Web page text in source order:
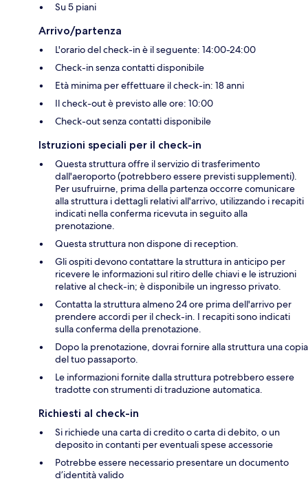
Su 5 piani
Arrivo/partenza
L'orario del check-in è il seguente: 14:00-24:00
Check-in senza contatti disponibile
Età minima per effettuare il check-in: 18 anni
Il check-out è previsto alle ore: 10:00
Check-out senza contatti disponibile
Istruzioni speciali per il check-in
Questa struttura offre il servizio di trasferimento
dall'aeroporto (potrebbero essere previsti supplementi).
Per usufruirne, prima della partenza occorre comunicare
alla struttura i dettagli relativi all'arrivo, utilizzando i recapiti
indicati nella conferma ricevuta in seguito alla
prenotazione.
Questa struttura non dispone di reception.
Gli ospiti devono contattare la struttura in anticipo per
ricevere le informazioni sul ritiro delle chiavi e le istruzioni
relative al check-in; è disponibile un ingresso privato.
Contatta la struttura almeno 24 ore prima dell'arrivo per
prendere accordi per il check-in. I recapiti sono indicati
sulla conferma della prenotazione.
Dopo la prenotazione, dovrai fornire alla struttura una copia
del tuo passaporto.
Le informazioni fornite dalla struttura potrebbero essere
tradotte con strumenti di traduzione automatica.
Richiesti al check-in
Si richiede una carta di credito o carta di debito, o un
deposito in contanti per eventuali spese accessorie
Potrebbe essere necessario presentare un documento
d’identità valido